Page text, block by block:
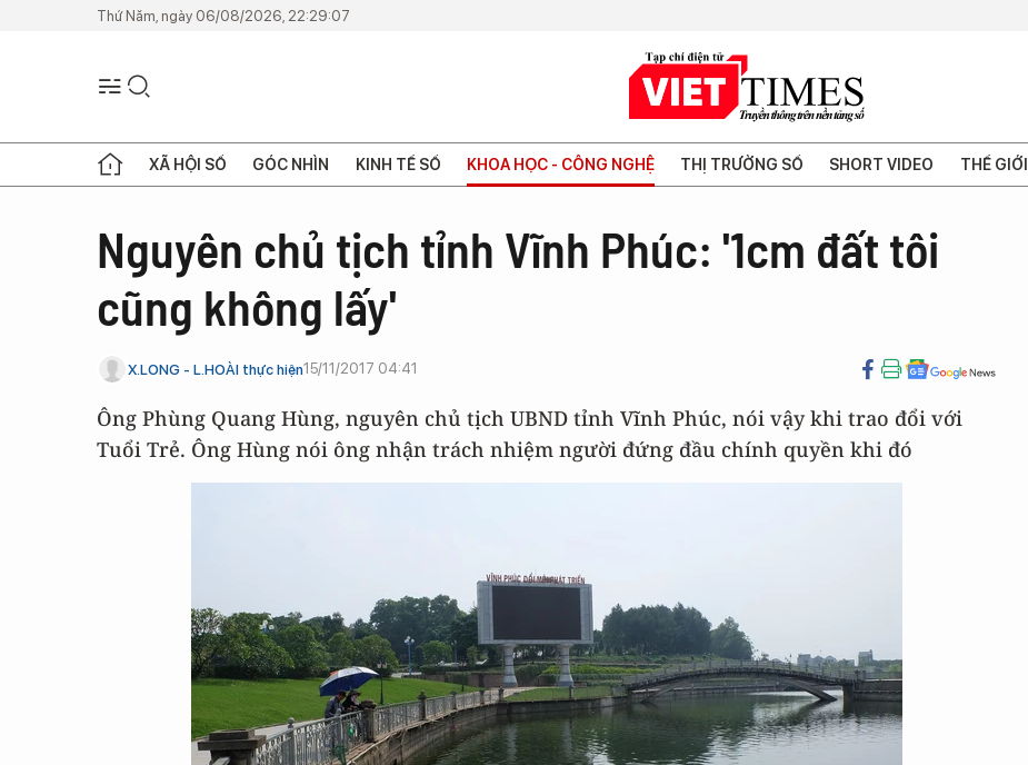
Thứ Năm, ngày 06/08/2026, 22:29:07
XÃ HỘI SỐ GÓC NHÌN KINH TẾ SỐ KHOA HỌC - CÔNG NGHỆ THỊ TRƯỜNG SỐ SHORT VIDEO THẾ GIỚI
Nguyên chủ tịch tỉnh Vĩnh Phúc: '1cm đất tôi
cũng không lấy'
X.LONG - L.HOÀI thực hiện15/11/2017 04:41
Ông Phùng Quang Hùng, nguyên chủ tịch UBND tỉnh Vĩnh Phúc, nói vậy khi trao đổi với
Tuổi Trẻ. Ông Hùng nói ông nhận trách nhiệm người đứng đầu chính quyền khi đó